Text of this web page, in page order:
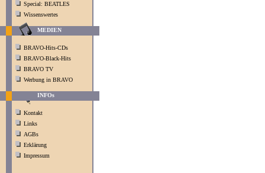
Special: BEATLES
Wissenswertes
MEDIEN
BRAVO-Hits-CDs
BRAVO-Black-Hits
BRAVO TV
Werbung in BRAVO
INFOs
Kontakt
Links
AGBs
Erklärung
Impressum